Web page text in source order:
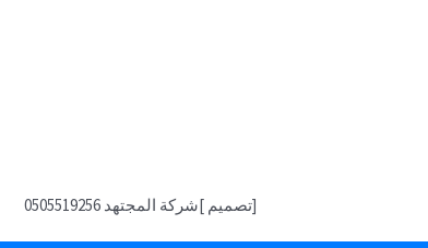
[تصميم ]شركة المجتهد 0505519256